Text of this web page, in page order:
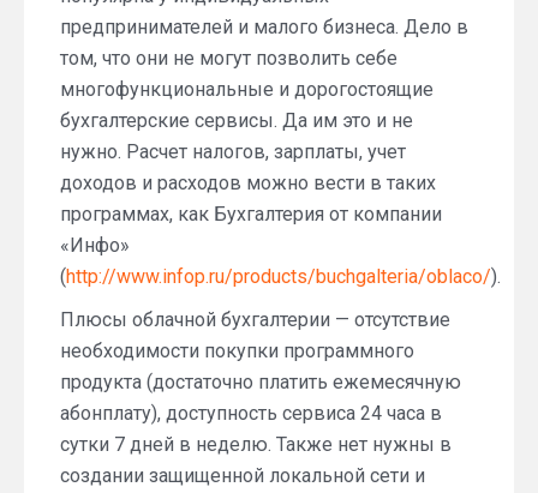
предпринимателей и малого бизнеса. Дело в
том, что они не могут позволить себе
многофункциональные и дорогостоящие
бухгалтерские сервисы. Да им это и не
нужно. Расчет налогов, зарплаты, учет
доходов и расходов можно вести в таких
программах, как Бухгалтерия от компании
«Инфо»
(http://www.infop.ru/products/buchgalteria/oblaco/).
Плюсы облачной бухгалтерии — отсутствие
необходимости покупки программного
продукта (достаточно платить ежемесячную
абонплату), доступность сервиса 24 часа в
сутки 7 дней в неделю. Также нет нужны в
создании защищенной локальной сети и